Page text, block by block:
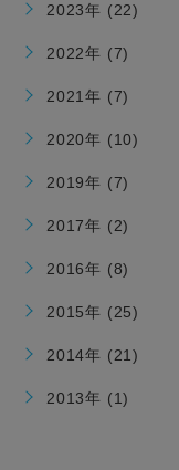
2023年 (22)
2022年 (7)
2021年 (7)
2020年 (10)
2019年 (7)
2017年 (2)
2016年 (8)
2015年 (25)
2014年 (21)
2013年 (1)